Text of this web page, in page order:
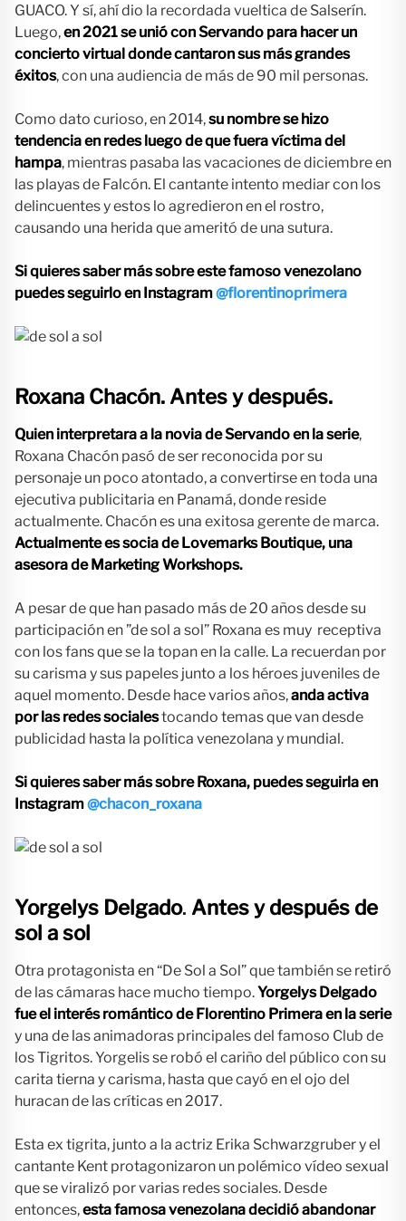
GUACO. Y sí, ahí dio la recordada vueltica de Salserín.
Luego,en 2021 se unió con Servando para hacer un
concierto virtual donde cantaron sus más grandes
éxitos, con una audiencia de más de 90 mil personas.
Como dato curioso, en 2014,su nombre se hizo
tendencia en redes luego de que fuera víctima del
hampa, mientras pasaba las vacaciones de diciembre en
las playas de Falcón. El cantante intento mediar con los
delincuentes y estos lo agredieron en el rostro,
causando una herida que ameritó de una sutura.
Si quieres saber más sobre este famoso venezolano
puedes seguirlo en Instagram@florentinoprimera
Roxana Chacón. Antes y después.
Quien interpretara a la novia de Servando en la serie,
Roxana Chacón pasó de ser reconocida por su
personaje un poco atontado, a convertirse en toda una
ejecutiva publicitaria en Panamá, donde reside
actualmente. Chacón es una exitosa gerente de marca.
Actualmente es socia de Lovemarks Boutique, una
asesora de Marketing Workshops.
A pesar de que han pasado más de 20 años desde su
participación en ”de sol a sol” Roxana es muy receptiva
con los fans que se la topan en la calle. La recuerdan por
su carisma y sus papeles junto a los héroes juveniles de
aquel momento. Desde hace varios años,anda activa
por las redes socialestocando temas que van desde
publicidad hasta la política venezolana y mundial.
Si quieres saber más sobre Roxana, puedes seguirla en
Instagram@chacon_roxana
Yorgelys Delgado. Antes y después de
sol a sol
Otra protagonista en “De Sol a Sol” que también se retiró
de las cámaras hace mucho tiempo.Yorgelys Delgado
fue el interés romántico de Florentino Primera en la serie
y una de las animadoras principales del famoso Club de
los Tigritos. Yorgelis se robó el cariño del público con su
carita tierna y carisma, hasta que cayó en el ojo del
huracan de las críticas en 2017.
Esta ex tigrita, junto a la actriz Erika Schwarzgruber y el
cantante Kent protagonizaron un polémico vídeo sexual
que se viralizó por varias redes sociales. Desde
entonces,esta famosa venezolana decidió abandonar